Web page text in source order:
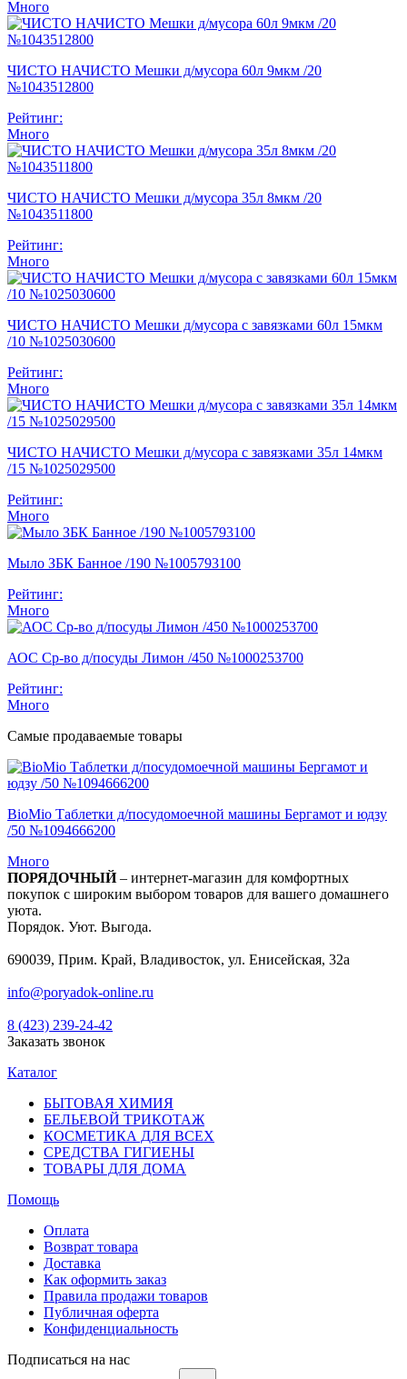
Много
ЧИСТО НАЧИСТО Мешки д/мусора 60л 9мкм /20
№1043512800
Рейтинг:
Много
ЧИСТО НАЧИСТО Мешки д/мусора 35л 8мкм /20
№1043511800
Рейтинг:
Много
ЧИСТО НАЧИСТО Мешки д/мусора с завязками 60л 15мкм
/10 №1025030600
Рейтинг:
Много
ЧИСТО НАЧИСТО Мешки д/мусора с завязками 35л 14мкм
/15 №1025029500
Рейтинг:
Много
Мыло ЗБК Банное /190 №1005793100
Рейтинг:
Много
АОС Ср-во д/посуды Лимон /450 №1000253700
Рейтинг:
Много
Самые продаваемые товары
BioMio Таблетки д/посудомоечной машины Бергамот и юдзу
/50 №1094666200
Много
ПОРЯДОЧНЫЙ– интернет-магазин для комфортных
покупок с широким выбором товаров для вашего домашнего
уюта.
Порядок. Уют. Выгода.
690039, Прим. Край, Владивосток, ул. Енисейская, 32а
info@poryadok-online.ru
8 (423) 239-24-42
Заказать звонок
Каталог
БЫТОВАЯ ХИМИЯ
БЕЛЬЕВОЙ ТРИКОТАЖ
КОСМЕТИКА ДЛЯ ВСЕХ
СРЕДСТВА ГИГИЕНЫ
ТОВАРЫ ДЛЯ ДОМА
Помощь
Оплата
Возврат товара
Доставка
Как оформить заказ
Правила продажи товаров
Публичная оферта
Конфиденциальность
Подписаться на нас